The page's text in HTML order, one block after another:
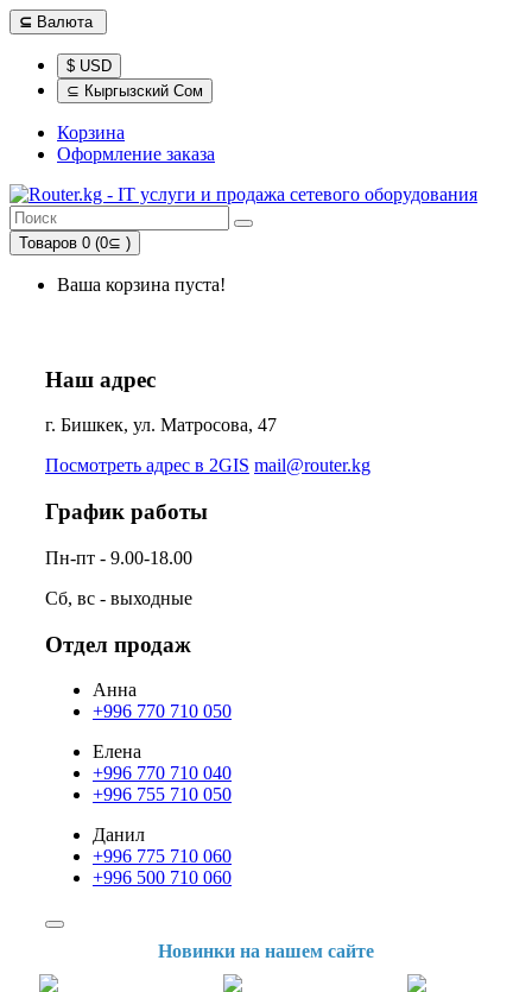
⊆ Валюта
$ USD
⊆ Кыргызский Сом
Корзина
Оформление заказа
Товаров 0 (0⊆ )
Ваша корзина пуста!
Наш адрес
г. Бишкек, ул. Матросова, 47
Посмотреть адрес в 2GIS mail@router.kg
График работы
Пн-пт - 9.00-18.00
Сб, вс - выходные
Отдел продаж
Анна
+996 770 710 050
Елена
+996 770 710 040
+996 755 710 050
Данил
+996 775 710 060
+996 500 710 060
Новинки на нашем сайте